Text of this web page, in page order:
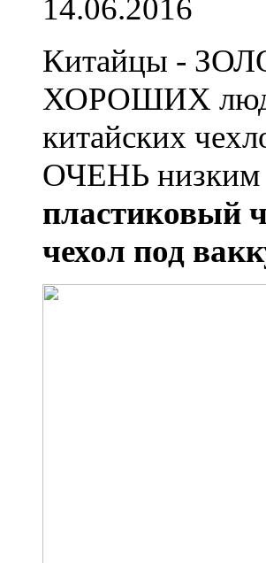
14.06.2016
Китайцы -
ХОРОШИХ
китайских
ОЧЕНЬ
пластиковый
чехол под